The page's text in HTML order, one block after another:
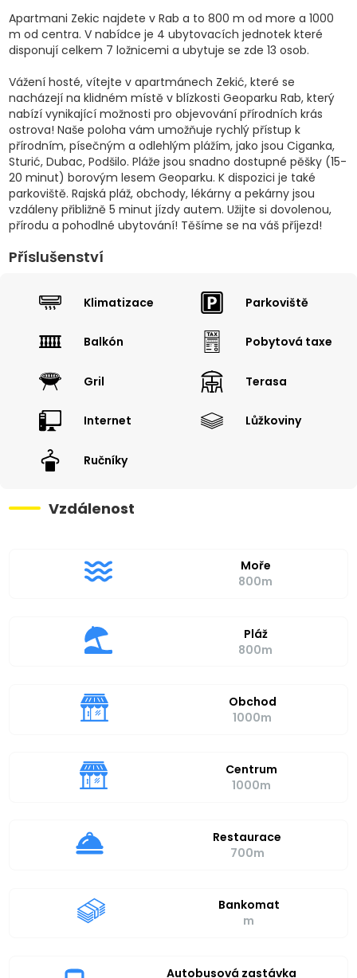
Apartmani Zekic najdete v Rab a to 800 m od more a 1000
m od centra. V nabídce je 4 ubytovacích jednotek které
disponují celkem 7 ložnicemi a ubytuje se zde 13 osob.
Vážení hosté, vítejte v apartmánech Zekić, které se
nacházejí na klidném místě v blízkosti Geoparku Rab, který
nabízí vynikající možnosti pro objevování přírodních krás
ostrova! Naše poloha vám umožňuje rychlý přístup k
přírodním, písečným a odlehlým plážím, jako jsou Ciganka,
Sturić, Dubac, Podšilo. Pláže jsou snadno dostupné pěšky (15-
20 minut) borovým lesem Geoparku. K dispozici je také
parkoviště. Rajská pláž, obchody, lékárny a pekárny jsou
vzdáleny přibližně 5 minut jízdy autem. Užijte si dovolenou,
přírodu a pohodlné ubytování! Těšíme se na váš příjezd!
Příslušenství
Klimatizace Parkoviště
Balkón Pobytová taxe
Gril Terasa
Internet Lůžkoviny
Ručníky
Vzdálenost
Moře
800m
Pláž
800m
Obchod
1000m
Centrum
1000m
Restaurace
700m
Bankomat
m
Autobusová zastávka